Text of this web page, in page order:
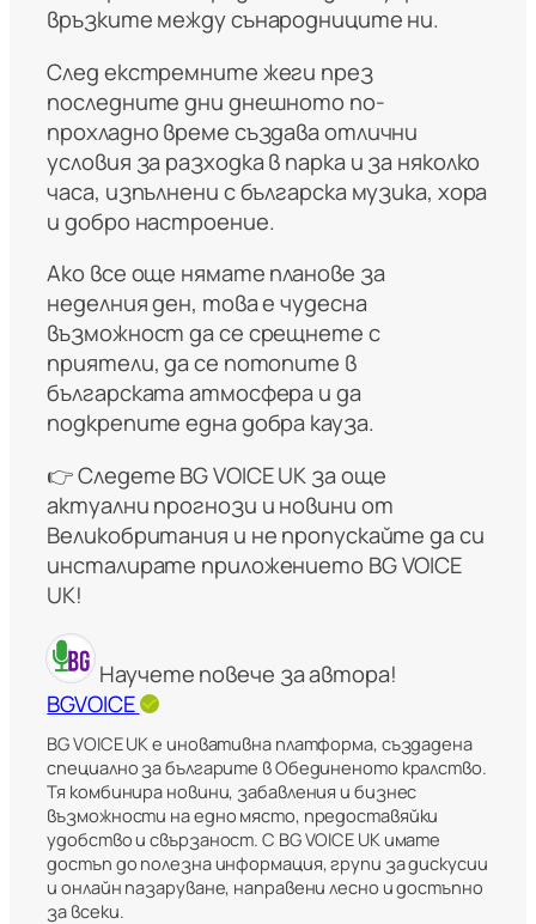
връзките между сънародниците ни.
След екстремните жеги през
последните дни днешното по-
прохладно време създава отлични
условия за разходка в парка и за няколко
часа, изпълнени с българска музика, хора
и добро настроение.
Ако все още нямате планове за
неделния ден, това е чудесна
възможност да се срещнете с
приятели, да се потопите в
българската атмосфера и да
подкрепите една добра кауза.
👉 Следете BG VOICE UK за още
актуални прогнози и новини от
Великобритания и не пропускайте да си
инсталирате приложението BG VOICE
UK!
Научете повече за автора!
BGVOICE
BG VOICE UK е иновативна платформа, създадена
специално за българите в Обединеното кралство.
Тя комбинира новини, забавления и бизнес
възможности на едно място, предоставяйки
удобство и свързаност. С BG VOICE UK имате
достъп до полезна информация, групи за дискусии
и онлайн пазаруване, направени лесно и достъпно
за всеки.